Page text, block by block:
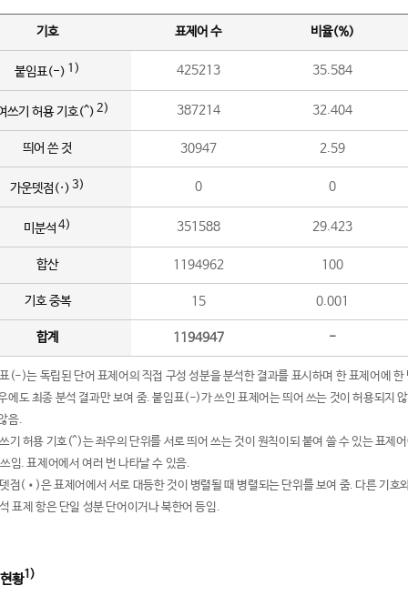
기호 표제어 수 비율(%)
붙임표(-) 1) 425213 35.584
쓰기 허용 기호(^) 2) 387214 32.404
띄어 쓴 것 30947 2.59
가운뎃점(·) 3) 0 0
미분석 4) 351588 29.423
합산 1194962 100
기호 중복 15 0.001
합계 1194947 -
(-)는 독립된 단어 표제어의 직접 구성 성분을 분석한 결과를 표시하며 한 표제어에 한
에도 최종 분석 결과만 보여 줌. 붙임표(-)가 쓰인 표제어는 띄어 쓰는 것이 허용되지
음.
기 허용 기호(^)는 좌우의 단위를 서로 띄어 쓰는 것이 원칙이되 붙여 쓸 수 있는 표제
임. 표제어에서 여러 번 나타날 수 있음.
점(•)은 표제어에서 서로 대등한 것이 병렬될 때 병렬되는 단위를 보여 줌. 다른 기호
표제 항은 단일 성분 단어이거나 북한어 등임.
황1)